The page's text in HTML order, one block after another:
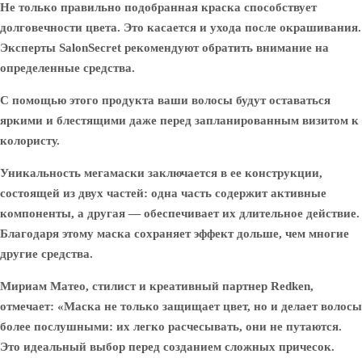
Не только правильно подобранная краска способствует
долговечности цвета. Это касается и ухода после окрашивания.
Эксперты SalonSecret рекомендуют обратить внимание на
определенные средства.
С помощью этого продукта ваши волосы будут оставаться
яркими и блестящими даже перед запланированным визитом к
колористу.
Уникальность мегамаски заключается в ее конструкции,
состоящей из двух частей: одна часть содержит активные
компоненты, а другая — обеспечивает их длительное действие.
Благодаря этому маска сохраняет эффект дольше, чем многие
другие средства.
Мириам Матео, стилист и креативный партнер Redken,
отмечает: «Маска не только защищает цвет, но и делает волосы
более послушными: их легко расчесывать, они не путаются.
Это идеальный выбор перед созданием сложных причесок.